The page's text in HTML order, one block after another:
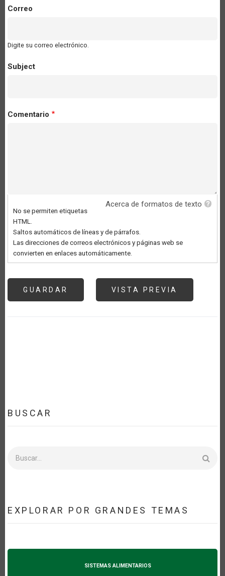
Correo
Digite su correo electrónico.
Subject
Comentario
Acerca de formatos de texto
No se permiten etiquetas
HTML.
Saltos automáticos de líneas y de párrafos.
Las direcciones de correos electrónicos y páginas web se
convierten en enlaces automáticamente.
BUSCAR
EXPLORAR POR GRANDES TEMAS
SISTEMAS ALIMENTARIOS